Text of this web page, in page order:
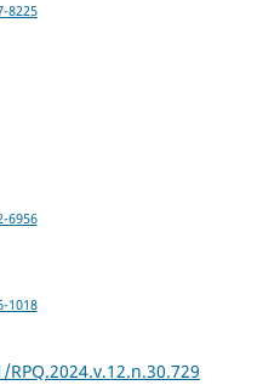
8225
6956
1018